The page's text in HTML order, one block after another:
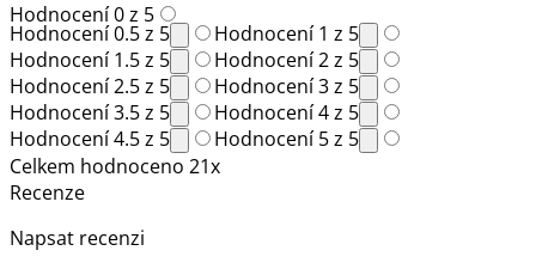
Hodnocení 0 z 5
Hodnocení 0.5 z 5
Hodnocení 1 z 5
Hodnocení 1.5 z 5
Hodnocení 2 z 5
Hodnocení 2.5 z 5
Hodnocení 3 z 5
Hodnocení 3.5 z 5
Hodnocení 4 z 5
Hodnocení 4.5 z 5
Hodnocení 5 z 5
Celkem hodnoceno 21x
Recenze
Napsat recenzi